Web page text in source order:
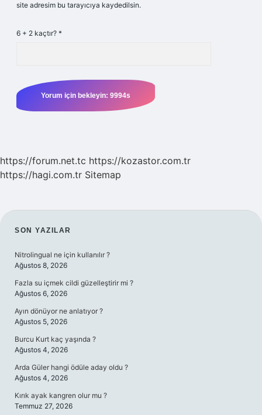
site adresim bu tarayıcıya kaydedilsin.
6 + 2 kaçtır? *
https://forum.net.tc https://kozastor.com.tr
https://hagi.com.tr Sitemap
SIDEBAR
SON YAZILAR
Nitrolingual ne için kullanılır ?
Ağustos 8, 2026
Fazla su içmek cildi güzelleştirir mi ?
Ağustos 6, 2026
Ayın dönüyor ne anlatıyor ?
Ağustos 5, 2026
Burcu Kurt kaç yaşında ?
Ağustos 4, 2026
Arda Güler hangi ödüle aday oldu ?
Ağustos 4, 2026
Kırık ayak kangren olur mu ?
Temmuz 27, 2026